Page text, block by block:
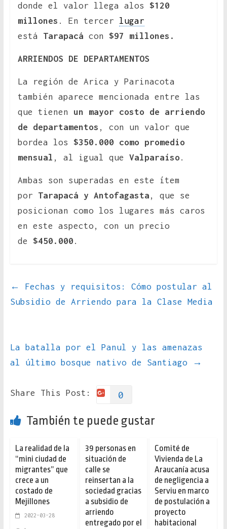
donde el valor llega alos $120
millones . En tercer lugar
está Tarapacá con $97 millones.
ARRIENDOS DE DEPARTAMENTOS
La región de Arica y Parinacota
también aparece mencionada entre las
que tienen un mayor costo de arriendo
de departamentos , con un valor que
bordea los $350.000 como promedio
mensual , al igual que Valparaíso .
Ambas son superadas en este ítem
por Tarapacá y Antofagasta , que se
posicionan como los lugares más caros
en este aspecto, con un precio
de $450.000 .
←
Fechas y requisitos: Cómo postular al
Subsidio de Arriendo para la Clase Media
La batalla por el Panul y las amenazas
al último bosque nativo de Santiago
→
Share This Post: 0
También te puede gustar
La realidad de la
“mini ciudad de
migrantes” que
crece a un
costado de
Mejillones
2022-03-28
39 personas en
situación de
calle se
reinsertan a la
sociedad gracias
a subsidio de
arriendo
entregado por el
Comité de
Vivienda de La
Araucanía acusa
de negligencia a
Serviu en marco
de postulación a
proyecto
habitacional